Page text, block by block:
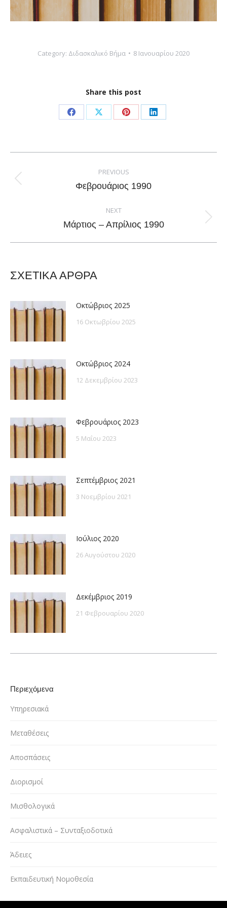
Category: Διδασκαλικό Βήμα 8 Ιανουαρίου 2020
Share this post
Share
Facebook
Share
X
Share
Pinterest
Share
LinkedIn
navigation
PREVIOUS
Previous
Φεβρουάριος 1990
NEXT
Next
Μάρτιος – Απρίλιος 1990
ΣΧΕΤΙΚΑ ΑΡΘΡΑ
Οκτώβριος 2025
16 Οκτωβρίου 2025
Οκτώβριος 2024
12 Δεκεμβρίου 2023
Φεβρουάριος 2023
5 Μαΐου 2023
Σεπτέμβριος 2021
3 Νοεμβρίου 2021
Ιούλιος 2020
26 Αυγούστου 2020
Δεκέμβριος 2019
21 Φεβρουαρίου 2020
Περιεχόμενα
Υπηρεσιακά
Μεταθέσεις
Αποσπάσεις
Διορισμοί
Μισθολογικά
Ασφαλιστικά – Συνταξιοδοτικά
Άδειες
Εκπαιδευτική Νομοθεσία